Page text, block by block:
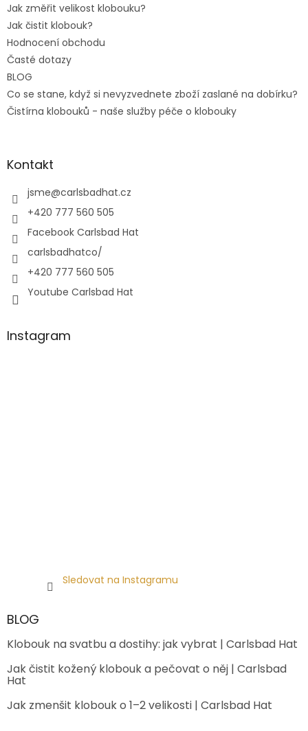
Jak změřit velikost klobouku?
Jak čistit klobouk?
Hodnocení obchodu
Časté dotazy
BLOG
Co se stane, když si nevyzvednete zboží zaslané na dobírku?
Čistírna klobouků - naše služby péče o klobouky
Kontakt
jsme@carlsbadhat.cz
+420 777 560 505
Facebook Carlsbad Hat
carlsbadhatco/
+420 777 560 505
Youtube Carlsbad Hat
Instagram
Sledovat na Instagramu
BLOG
Klobouk na svatbu a dostihy: jak vybrat | Carlsbad Hat
Jak čistit kožený klobouk a pečovat o něj | Carlsbad
Hat
Jak zmenšit klobouk o 1–2 velikosti | Carlsbad Hat